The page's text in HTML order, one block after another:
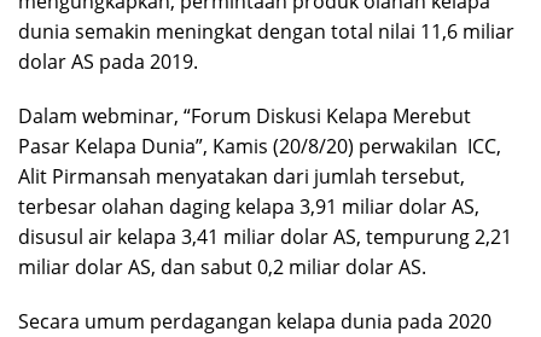
dunia semakin meningkat dengan total nilai 11,6 miliar
dolar AS pada 2019.
Dalam webminar, “Forum Diskusi Kelapa Merebut
Pasar Kelapa Dunia”, Kamis (20/8/20) perwakilan ICC,
Alit Pirmansah menyatakan dari jumlah tersebut,
terbesar olahan daging kelapa 3,91 miliar dolar AS,
disusul air kelapa 3,41 miliar dolar AS, tempurung 2,21
miliar dolar AS, dan sabut 0,2 miliar dolar AS.
Secara umum perdagangan kelapa dunia pada 2020